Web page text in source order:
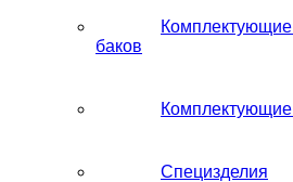
баков
Специзделия